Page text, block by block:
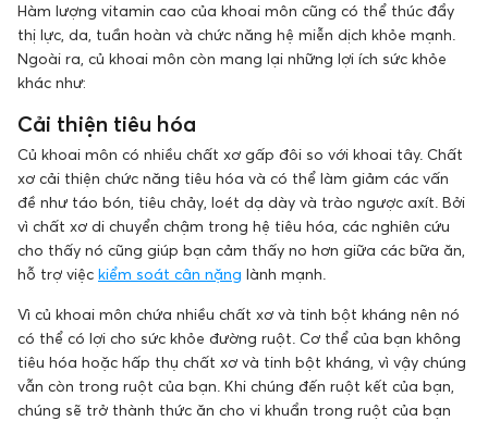
Hàm lượng vitamin cao của khoai môn cũng có thể thúc đẩy
thị lực, da, tuần hoàn và chức năng hệ miễn dịch khỏe mạnh.
Ngoài ra, củ khoai môn còn mang lại những lợi ích sức khỏe
khác như:
Cải thiện tiêu hóa
Củ khoai môn có nhiều chất xơ gấp đôi so với khoai tây. Chất
xơ cải thiện chức năng tiêu hóa và có thể làm giảm các vấn
đề như táo bón, tiêu chảy, loét dạ dày và trào ngược axít. Bởi
vì chất xơ di chuyển chậm trong hệ tiêu hóa, các nghiên cứu
cho thấy nó cũng giúp bạn cảm thấy no hơn giữa các bữa ăn,
hỗ trợ việc kiểm soát cân nặng lành mạnh.
Vì củ khoai môn chứa nhiều chất xơ và tinh bột kháng nên nó
có thể có lợi cho sức khỏe đường ruột. Cơ thể của bạn không
tiêu hóa hoặc hấp thụ chất xơ và tinh bột kháng, vì vậy chúng
vẫn còn trong ruột của bạn. Khi chúng đến ruột kết của bạn,
chúng sẽ trở thành thức ăn cho vi khuẩn trong ruột của bạn